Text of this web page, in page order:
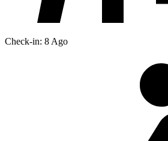
Check-in: 8 Ago